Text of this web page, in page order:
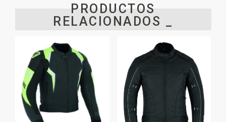
PRODUCTOS
RELACIONADOS _